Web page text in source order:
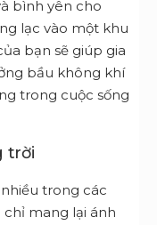
bình yên cho
lạc vào một khu
bạn sẽ giúp gia
bầu không khí
trong cuộc sống
trời
trong các
chỉ mang lại ánh